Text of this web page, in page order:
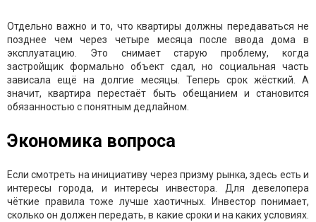
Отдельно важно и то, что квартиры должны передаваться не
позднее чем через четыре месяца после ввода дома в
эксплуатацию. Это снимает старую проблему, когда
застройщик формально объект сдал, но социальная часть
зависала ещё на долгие месяцы. Теперь срок жёсткий. А
значит, квартира перестаёт быть обещанием и становится
обязанностью с понятным дедлайном.
Экономика вопроса
Если смотреть на инициативу через призму рынка, здесь есть и
интересы города, и интересы инвестора. Для девелопера
чёткие правила тоже лучше хаотичных. Инвестор понимает,
сколько он должен передать, в какие сроки и на каких условиях.